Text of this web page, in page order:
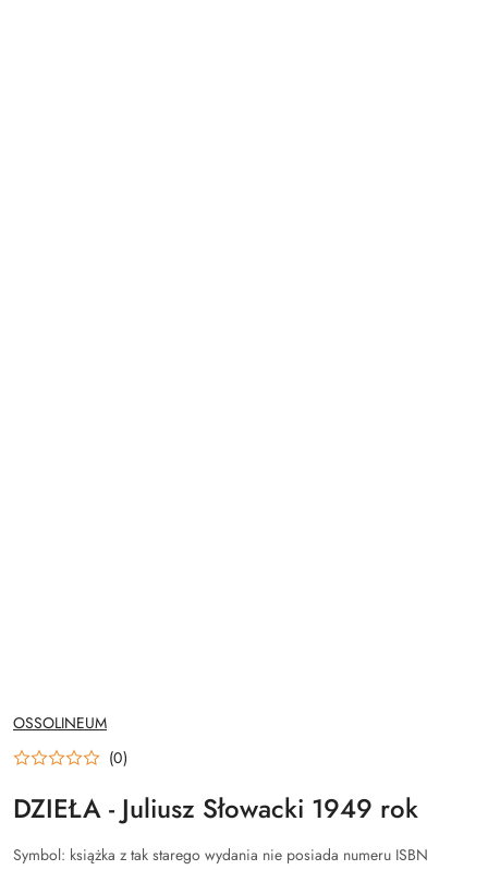
NAZWA
PRODUCENTA:
OSSOLINEUM
(0)
DZIEŁA - Juliusz Słowacki 1949 rok
Symbol: książka z tak starego wydania nie posiada numeru ISBN